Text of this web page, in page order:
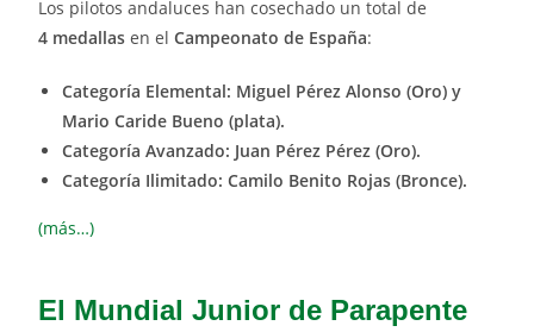
Los pilotos andaluces han cosechado un total de
4 medallas en elCampeonato de España:
Categoría Elemental: Miguel Pérez Alonso (Oro) y
Mario Caride Bueno (plata).
Categoría Avanzado: Juan Pérez Pérez (Oro).
Categoría Ilimitado: Camilo Benito Rojas (Bronce).
(más…)
El Mundial Junior de Parapente